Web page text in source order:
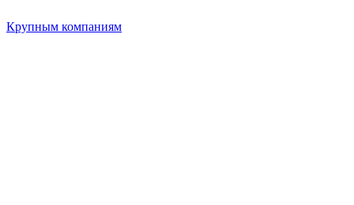
Крупным компаниям